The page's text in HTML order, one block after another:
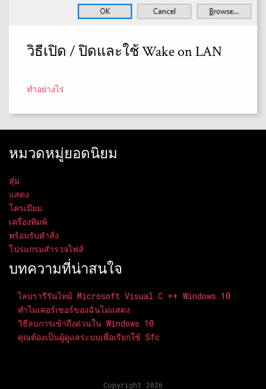
วิธีเปิด / ปิดและใช้ Wake on LAN
ทำอย่างไร
หมวดหมู่ยอดนิยม
สุ่ม
แสดง
โครเมียม
เครื่องพิมพ์
พร้อมรับคำสั่ง
โปรแกรมสำรวจไฟล์
บทความที่น่าสนใจ
ไลบรารีรันไทม์ Microsoft Visual C ++ Windows 10
ทำไมเคอร์เซอร์ของฉันไม่แสดง
วิธีลบการเข้าถึงด่วนใน Windows 10
คุณต้องเป็นผู้ดูแลระบบเพื่อเรียกใช้ Sfc
Copyright 2026